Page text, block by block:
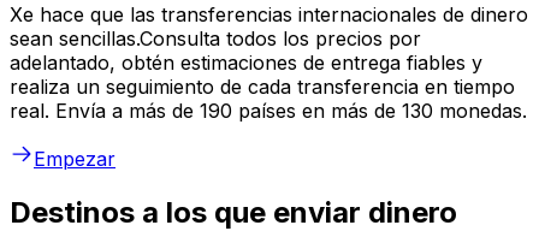
Xe hace que las transferencias internacionales de dinero
sean sencillas.Consulta todos los precios por
adelantado, obtén estimaciones de entrega fiables y
realiza un seguimiento de cada transferencia en tiempo
real. Envía a más de 190 países en más de 130 monedas.
Empezar
Destinos a los que enviar dinero